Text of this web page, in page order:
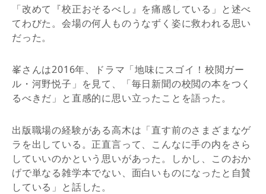
「改めて『校正おそるべし』を痛感している」と述べ
てわびた。会場の何人ものうなずく姿に救われる思い
だった。
峯さんは2016年、ドラマ「地味にスゴイ！校閲ガー
ル・河野悦子」を見て、「毎日新聞の校閲の本をつく
るべきだ」と直感的に思い立ったことを語った。
出版職場の経験がある高木は「直す前のさまざまなゲ
ラを出している。正直言って、こんなに手の内をさら
していいのかという思いがあった。しかし、このおか
げで単なる雑学本でない、面白いものになったと自賛
している」と話した。